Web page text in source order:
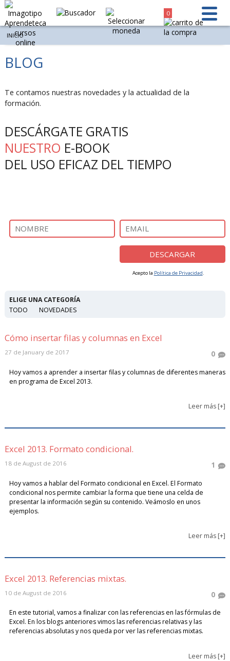
0
INICIO
BLOG
Te contamos nuestras novedades y la actualidad de la
formación.
DESCÁRGATE GRATIS
NUESTRO E-BOOK
DEL USO EFICAZ DEL TIEMPO
Acepto la Política de Privacidad.
ELIGE UNA CATEGORÍA
TODO
NOVEDADES
Cómo insertar filas y columnas en Excel
27 de January de 2017 0
Hoy vamos a aprender a insertar filas y columnas de diferentes maneras
en programa de Excel 2013.
Leer más [+]
Excel 2013. Formato condicional.
18 de August de 2016 1
Hoy vamos a hablar del Formato condicional en Excel. El Formato
condicional nos permite cambiar la forma que tiene una celda de
presentar la información según su contenido. Veámoslo en unos
ejemplos.
Leer más [+]
Excel 2013. Referencias mixtas.
10 de August de 2016 0
En este tutorial, vamos a finalizar con las referencias en las fórmulas de
Excel. En los blogs anteriores vimos las referencias relativas y las
referencias absolutas y nos queda por ver las referencias mixtas.
Leer más [+]